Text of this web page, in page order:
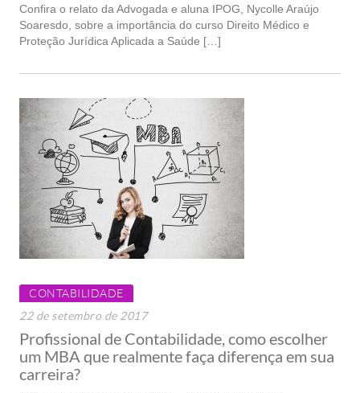
Confira o relato da Advogada e aluna IPOG, Nycolle Araújo
Soaresdo, sobre a importância do curso Direito Médico e
Proteção Jurídica Aplicada a Saúde […]
CONTABILIDADE
22 de setembro de 2017
Profissional de Contabilidade, como escolher
um MBA que realmente faça diferença em sua
carreira?